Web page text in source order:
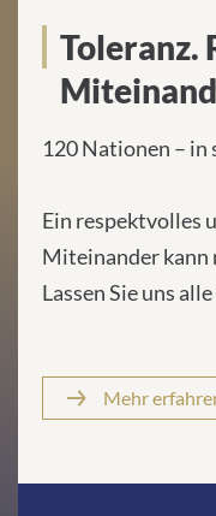
Toleranz.
120 Nationen – in
Ein respektvolles
Miteinander kann
Lassen Sie uns
Mehr